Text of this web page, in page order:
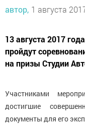
автор, 1 августа
13 августа 2017
пройдут
на призы Студии
Участниками
достигшие
документы для его